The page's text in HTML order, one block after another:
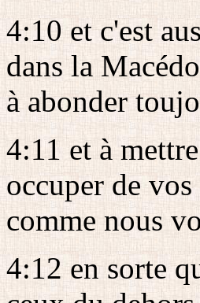
4:10 et c'est
dans la
à abonder
4:11 et à
occuper de
comme nous
4:12 en sorte